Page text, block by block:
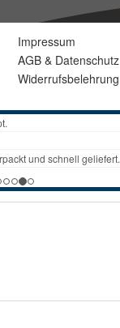
Impressum
AGB & Datenschutz
Widerrufsbelehrung